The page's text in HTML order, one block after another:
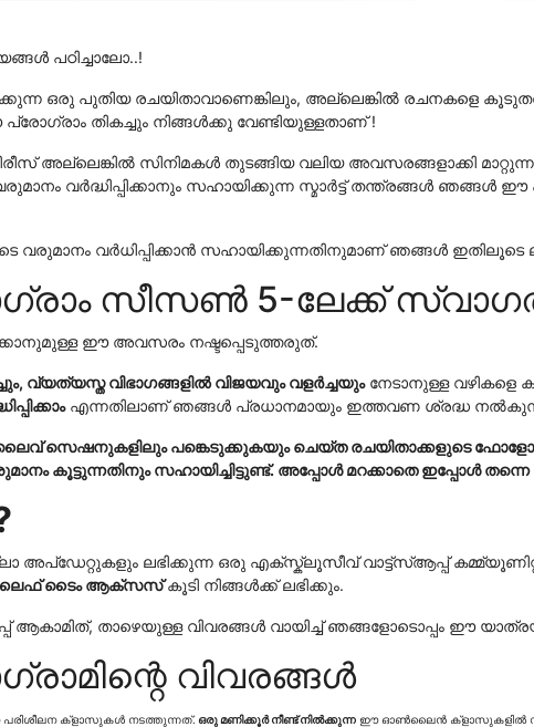
പഠിച്ചാലോ..!
ഒരു പുതിയ രചയിതാവാണെങ്കിലും, അല്ലെങ്കിൽ രചനകളെ
തികച്ചും നിങ്ങൾക്കു വേണ്ടിയുള്ളതാണ് !
സിനിമകൾ തുടങ്ങിയ വലിയ അവസരങ്ങളാക്കി
വർദ്ധിപ്പിക്കാനും സഹായിക്കുന്ന സ്മാർട്ട് തന്ത്രങ്ങൾ ഞങ്ങൾ ഈ
വരുമാനം വർധിപ്പിക്കാൻ സഹായിക്കുന്നതിനുമാണ് ഞങ്ങൾ ഇതിലൂടെ
സീസൺ 5-ലേക്ക്
ഈ അവസരം നഷ്ടപ്പെടുത്തരുത്.
വ്യത്യസ്ത വിഭാഗങ്ങളിൽ വിജയവും വളർച്ചയുംനേടാനുള്ള വഴികളെ
എന്നതിലാണ് ഞങ്ങൾ പ്രധാനമായും ഇത്തവണ ശ്രദ്ധ
സെഷനുകളിലും പങ്കെടുക്കുകയും ചെയ്ത രചയിതാക്കളുടെ
കൂട്ടുന്നതിനും സഹായിച്ചിട്ടുണ്ട്. അപ്പോൾ മറക്കാതെ ഇപ്പോൾ തന്നെ
അപ്‌ഡേറ്റുകളും ലഭിക്കുന്ന ഒരു എക്സ്ക്ലൂസീവ് വാട്ട്‌സ്ആപ്പ്
ടൈം ആക്സസ്കൂടി നിങ്ങൾക്ക് ലഭിക്കും.
താഴെയുള്ള വിവരങ്ങൾ വായിച്ച് ഞങ്ങളോടൊപ്പം ഈ
വിവരങ്ങൾ
ക്‌ളാസുകൾ നടത്തുന്നത്. ഒരു മണിക്കൂർ നീണ്ട് നിൽക്കുന്ന ഈ ഓൺലൈൻ ക്‌ളാസുകളിൽ സൂം